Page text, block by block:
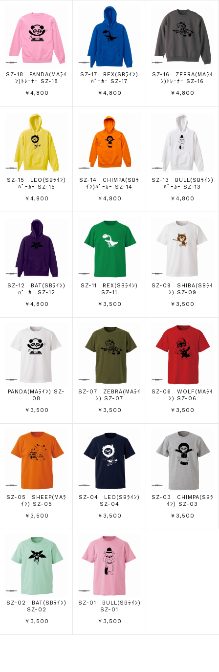
SZ-18 PANDA(MAﾗｲ
ﾝ)ﾄﾚｰﾅｰ SZ-18
￥4,800
SZ-17 REX(SBﾗｲﾝ)
ﾊﾟｰｶｰ SZ-17
￥4,800
SZ-16 ZEBRA(MAﾗｲ
ﾝ)ﾄﾚｰﾅｰ SZ-16
￥4,800
SZ-15 LEO(SBﾗｲﾝ)
ﾊﾟｰｶｰ SZ-15
￥4,800
SZ-14 CHIMPA(SBﾗ
ｲﾝ)ﾊﾟｰｶｰ SZ-14
￥4,800
SZ-13 BULL(SBﾗｲﾝ)
ﾊﾟｰｶｰ SZ-13
￥4,800
SZ-12 BAT(SBﾗｲﾝ)
ﾊﾟｰｶｰ SZ-12
￥4,800
SZ-11 REX(SBﾗｲﾝ)
SZ-11
￥3,500
SZ-09 SHIBA(SBﾗｲ
ﾝ) SZ-09
￥3,500
PANDA(MAﾗｲﾝ) SZ-
08
￥3,500
SZ-07 ZEBRA(MAﾗｲ
ﾝ) SZ-07
￥3,500
SZ-06 WOLF(MAﾗｲ
ﾝ) SZ-06
￥3,500
SZ-05 SHEEP(MAﾗ
ｲﾝ) SZ-05
￥3,500
SZ-04 LEO(SBﾗｲﾝ)
SZ-04
￥3,500
SZ-03 CHIMPA(SBﾗ
ｲﾝ) SZ-03
￥3,500
SZ-02 BAT(SBﾗｲﾝ)
SZ-02
￥3,500
SZ-01 BULL(SBﾗｲﾝ)
SZ-01
￥3,500